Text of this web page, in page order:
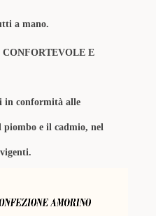
a mano.
CONFORTEVOLE E
in conformità alle
e il cadmio, nel